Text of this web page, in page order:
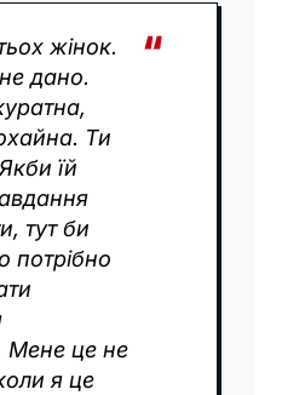
жінок.
дано.
Ти
їй
тут би
потрібно
Мене це не
я це